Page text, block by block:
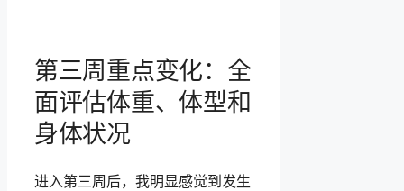
第三周重点变化：全
面评估体重、体型和
身体状况
进入第三周后，我明显感觉到发生